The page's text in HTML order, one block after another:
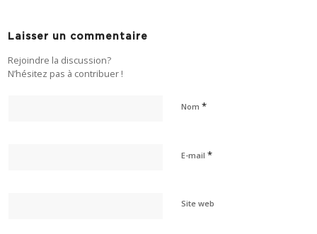
Laisser un commentaire
Rejoindre la discussion?
N’hésitez pas à contribuer !
Nom*
E-mail*
Site web